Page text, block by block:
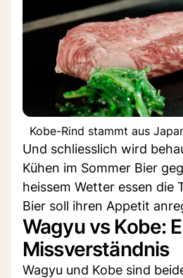
Kobe-Rind stammt aus
Und schliesslich wird
Kühen im Sommer Bier
heissem Wetter essen die
Bier soll ihren Appetit
Wagyu vs Kobe:
Missverständnis
Wagyu und Kobe sind